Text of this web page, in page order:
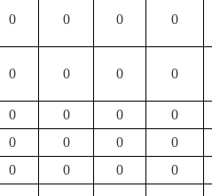
0 0 0 0
0 0 0 0
0 0 0 0
0 0 0 0
0 0 0 0